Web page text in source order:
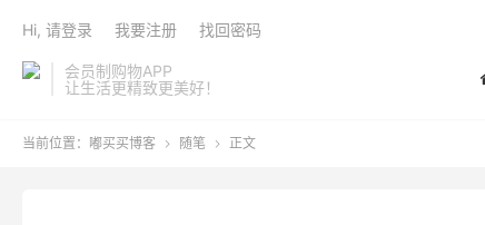
会员制购物APP
让生活更精致更美好！
Hi, 请登录 我要注册 找回密码
当前位置： 嘟买买博客  随笔  正文